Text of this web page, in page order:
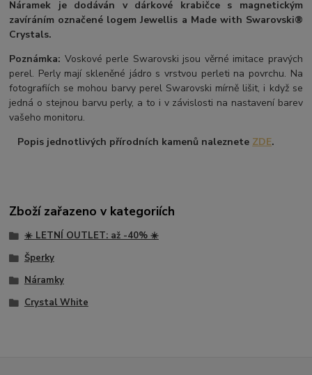
Náramek je dodáván v dárkové krabičce s magnetickým
zavíráním označené logem Jewellis a Made with Swarovski®
Crystals.
Poznámka: Voskové perle Swarovski jsou věrné imitace pravých
perel. Perly mají skleněné jádro s vrstvou perleti na povrchu. Na
fotografiích se mohou barvy perel Swarovski mírně lišit, i když se
jedná o stejnou barvu perly, a to i v závislosti na nastavení barev
vašeho monitoru.
Popis jednotlivých přírodních kamenů naleznete ZDE.
Zboží zařazeno v kategoriích
☀️ LETNÍ OUTLET: až -40% ☀️
Šperky
Náramky
Crystal White